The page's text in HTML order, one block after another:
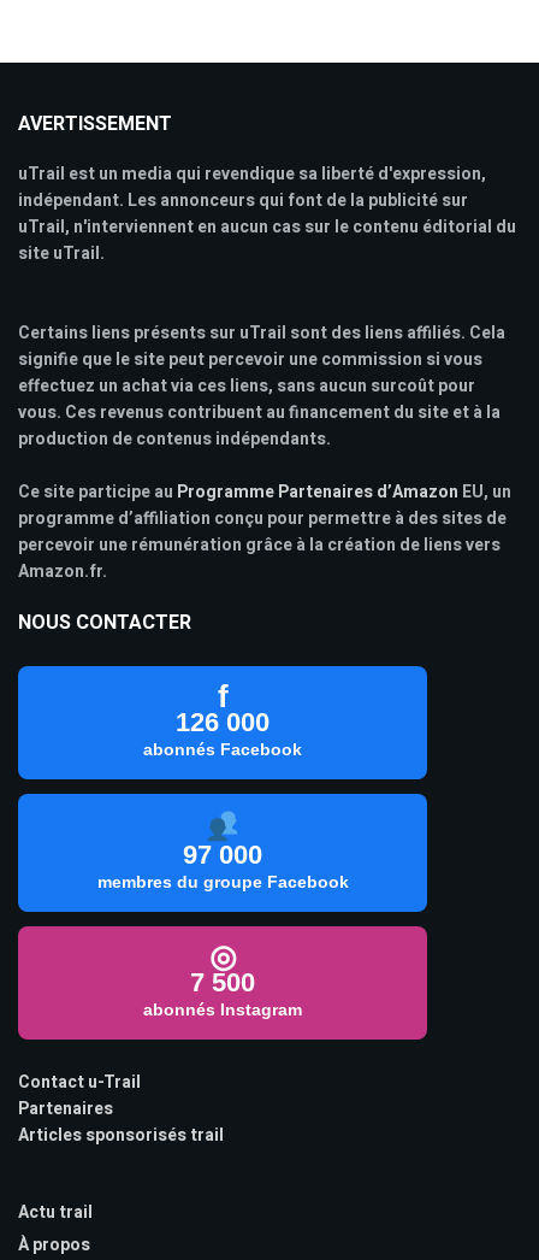
AVERTISSEMENT
uTrail est un media qui revendique sa liberté d'expression,
indépendant. Les annonceurs qui font de la publicité sur
uTrail, n'interviennent en aucun cas sur le contenu éditorial du
site uTrail.
Certains liens présents sur uTrail sont des liens affiliés. Cela
signifie que le site peut percevoir une commission si vous
effectuez un achat via ces liens, sans aucun surcoût pour
vous. Ces revenus contribuent au financement du site et à la
production de contenus indépendants.
Ce site participe au Programme Partenaires d’Amazon EU, un
programme d’affiliation conçu pour permettre à des sites de
percevoir une rémunération grâce à la création de liens vers
Amazon.fr.
NOUS CONTACTER
f
126 000
abonnés Facebook
97 000
membres du groupe Facebook
◎
7 500
abonnés Instagram
Contact u-Trail
Partenaires
Articles sponsorisés trail
Actu trail
À propos